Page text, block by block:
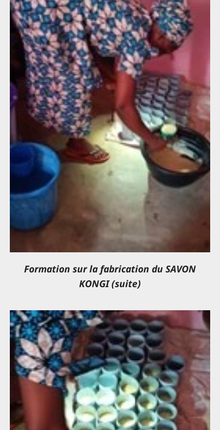
Formation sur la fabrication du SAVON
KONGI (suite)